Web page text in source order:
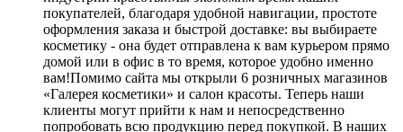
покупателей, благодаря удобной навигации, простоте
оформления заказа и быстрой доставке: вы выбираете
косметику - она будет отправлена к вам курьером прямо
домой или в офис в то время, которое удобно именно
вам!Помимо сайта мы открыли 6 розничных магазинов
«Галерея косметики» и салон красоты. Теперь наши
клиенты могут прийти к нам и непосредственно
попробовать всю продукцию перед покупкой. В наших